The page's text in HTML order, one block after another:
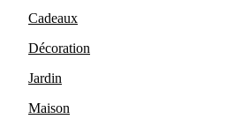
Cadeaux
Décoration
Jardin
Maison